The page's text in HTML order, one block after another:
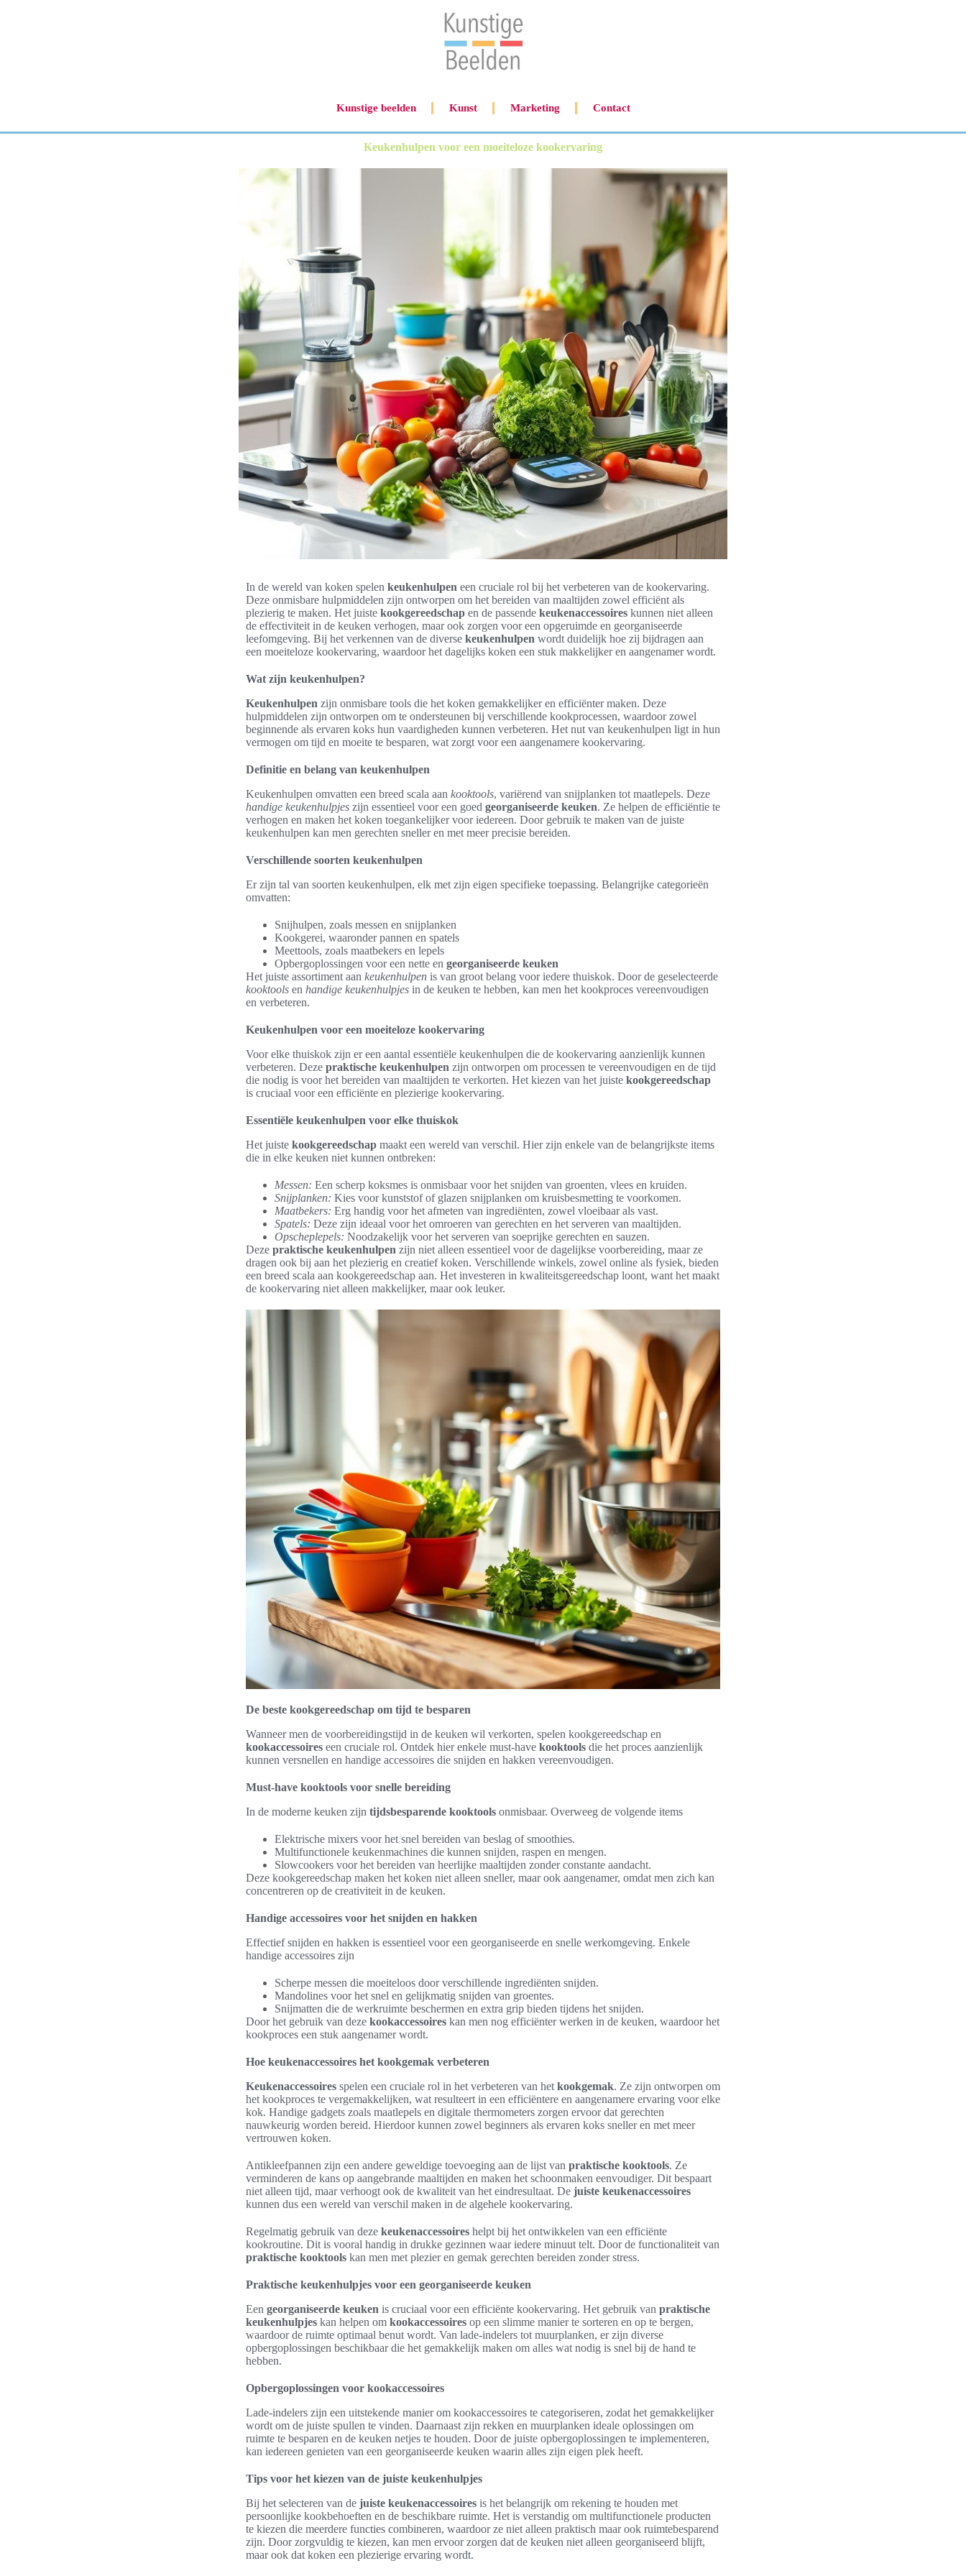
Kunstige beelden Kunst Marketing Contact
Keukenhulpen voor een moeiteloze kookervaring
In de wereld van koken spelen keukenhulpen een cruciale rol bij het verbeteren van de kookervaring.
Deze onmisbare hulpmiddelen zijn ontworpen om het bereiden van maaltijden zowel efficiënt als
plezierig te maken. Het juiste kookgereedschap en de passende keukenaccessoires kunnen niet alleen
de effectiviteit in de keuken verhogen, maar ook zorgen voor een opgeruimde en georganiseerde
leefomgeving. Bij het verkennen van de diverse keukenhulpen wordt duidelijk hoe zij bijdragen aan
een moeiteloze kookervaring, waardoor het dagelijks koken een stuk makkelijker en aangenamer wordt.
Wat zijn keukenhulpen?
Keukenhulpen zijn onmisbare tools die het koken gemakkelijker en efficiënter maken. Deze
hulpmiddelen zijn ontworpen om te ondersteunen bij verschillende kookprocessen, waardoor zowel
beginnende als ervaren koks hun vaardigheden kunnen verbeteren. Het nut van keukenhulpen ligt in hun
vermogen om tijd en moeite te besparen, wat zorgt voor een aangenamere kookervaring.
Definitie en belang van keukenhulpen
Keukenhulpen omvatten een breed scala aan kooktools, variërend van snijplanken tot maatlepels. Deze
handige keukenhulpjes zijn essentieel voor een goed georganiseerde keuken. Ze helpen de efficiëntie te
verhogen en maken het koken toegankelijker voor iedereen. Door gebruik te maken van de juiste
keukenhulpen kan men gerechten sneller en met meer precisie bereiden.
Verschillende soorten keukenhulpen
Er zijn tal van soorten keukenhulpen, elk met zijn eigen specifieke toepassing. Belangrijke categorieën
omvatten:
Snijhulpen, zoals messen en snijplanken
Kookgerei, waaronder pannen en spatels
Meettools, zoals maatbekers en lepels
Opbergoplossingen voor een nette en georganiseerde keuken
Het juiste assortiment aan keukenhulpen is van groot belang voor iedere thuiskok. Door de geselecteerde
kooktools en handige keukenhulpjes in de keuken te hebben, kan men het kookproces vereenvoudigen
en verbeteren.
Keukenhulpen voor een moeiteloze kookervaring
Voor elke thuiskok zijn er een aantal essentiële keukenhulpen die de kookervaring aanzienlijk kunnen
verbeteren. Deze praktische keukenhulpen zijn ontworpen om processen te vereenvoudigen en de tijd
die nodig is voor het bereiden van maaltijden te verkorten. Het kiezen van het juiste kookgereedschap
is cruciaal voor een efficiënte en plezierige kookervaring.
Essentiële keukenhulpen voor elke thuiskok
Het juiste kookgereedschap maakt een wereld van verschil. Hier zijn enkele van de belangrijkste items
die in elke keuken niet kunnen ontbreken:
Messen: Een scherp koksmes is onmisbaar voor het snijden van groenten, vlees en kruiden.
Snijplanken: Kies voor kunststof of glazen snijplanken om kruisbesmetting te voorkomen.
Maatbekers: Erg handig voor het afmeten van ingrediënten, zowel vloeibaar als vast.
Spatels: Deze zijn ideaal voor het omroeren van gerechten en het serveren van maaltijden.
Opscheplepels: Noodzakelijk voor het serveren van soeprijke gerechten en sauzen.
Deze praktische keukenhulpen zijn niet alleen essentieel voor de dagelijkse voorbereiding, maar ze
dragen ook bij aan het plezierig en creatief koken. Verschillende winkels, zowel online als fysiek, bieden
een breed scala aan kookgereedschap aan. Het investeren in kwaliteitsgereedschap loont, want het maakt
de kookervaring niet alleen makkelijker, maar ook leuker.
De beste kookgereedschap om tijd te besparen
Wanneer men de voorbereidingstijd in de keuken wil verkorten, spelen kookgereedschap en
kookaccessoires een cruciale rol. Ontdek hier enkele must-have kooktools die het proces aanzienlijk
kunnen versnellen en handige accessoires die snijden en hakken vereenvoudigen.
Must-have kooktools voor snelle bereiding
In de moderne keuken zijn tijdsbesparende kooktools onmisbaar. Overweeg de volgende items
Elektrische mixers voor het snel bereiden van beslag of smoothies.
Multifunctionele keukenmachines die kunnen snijden, raspen en mengen.
Slowcookers voor het bereiden van heerlijke maaltijden zonder constante aandacht.
Deze kookgereedschap maken het koken niet alleen sneller, maar ook aangenamer, omdat men zich kan
concentreren op de creativiteit in de keuken.
Handige accessoires voor het snijden en hakken
Effectief snijden en hakken is essentieel voor een georganiseerde en snelle werkomgeving. Enkele
handige accessoires zijn
Scherpe messen die moeiteloos door verschillende ingrediënten snijden.
Mandolines voor het snel en gelijkmatig snijden van groentes.
Snijmatten die de werkruimte beschermen en extra grip bieden tijdens het snijden.
Door het gebruik van deze kookaccessoires kan men nog efficiënter werken in de keuken, waardoor het
kookproces een stuk aangenamer wordt.
Hoe keukenaccessoires het kookgemak verbeteren
Keukenaccessoires spelen een cruciale rol in het verbeteren van het kookgemak. Ze zijn ontworpen om
het kookproces te vergemakkelijken, wat resulteert in een efficiëntere en aangenamere ervaring voor elke
kok. Handige gadgets zoals maatlepels en digitale thermometers zorgen ervoor dat gerechten
nauwkeurig worden bereid. Hierdoor kunnen zowel beginners als ervaren koks sneller en met meer
vertrouwen koken.
Antikleefpannen zijn een andere geweldige toevoeging aan de lijst van praktische kooktools. Ze
verminderen de kans op aangebrande maaltijden en maken het schoonmaken eenvoudiger. Dit bespaart
niet alleen tijd, maar verhoogt ook de kwaliteit van het eindresultaat. De juiste keukenaccessoires
kunnen dus een wereld van verschil maken in de algehele kookervaring.
Regelmatig gebruik van deze keukenaccessoires helpt bij het ontwikkelen van een efficiënte
kookroutine. Dit is vooral handig in drukke gezinnen waar iedere minuut telt. Door de functionaliteit van
praktische kooktools kan men met plezier en gemak gerechten bereiden zonder stress.
Praktische keukenhulpjes voor een georganiseerde keuken
Een georganiseerde keuken is cruciaal voor een efficiënte kookervaring. Het gebruik van praktische
keukenhulpjes kan helpen om kookaccessoires op een slimme manier te sorteren en op te bergen,
waardoor de ruimte optimaal benut wordt. Van lade-indelers tot muurplanken, er zijn diverse
opbergoplossingen beschikbaar die het gemakkelijk maken om alles wat nodig is snel bij de hand te
hebben.
Opbergoplossingen voor kookaccessoires
Lade-indelers zijn een uitstekende manier om kookaccessoires te categoriseren, zodat het gemakkelijker
wordt om de juiste spullen te vinden. Daarnaast zijn rekken en muurplanken ideale oplossingen om
ruimte te besparen en de keuken netjes te houden. Door de juiste opbergoplossingen te implementeren,
kan iedereen genieten van een georganiseerde keuken waarin alles zijn eigen plek heeft.
Tips voor het kiezen van de juiste keukenhulpjes
Bij het selecteren van de juiste keukenaccessoires is het belangrijk om rekening te houden met
persoonlijke kookbehoeften en de beschikbare ruimte. Het is verstandig om multifunctionele producten
te kiezen die meerdere functies combineren, waardoor ze niet alleen praktisch maar ook ruimtebesparend
zijn. Door zorgvuldig te kiezen, kan men ervoor zorgen dat de keuken niet alleen georganiseerd blijft,
maar ook dat koken een plezierige ervaring wordt.